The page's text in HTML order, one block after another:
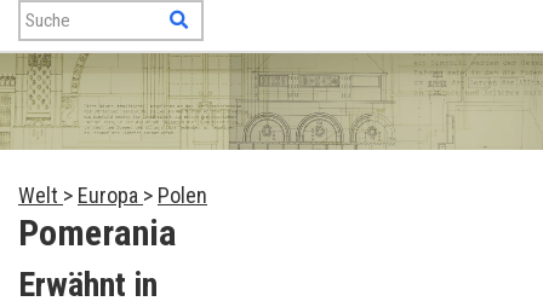
Welt > Europa > Polen
Pomerania
Erwähnt in